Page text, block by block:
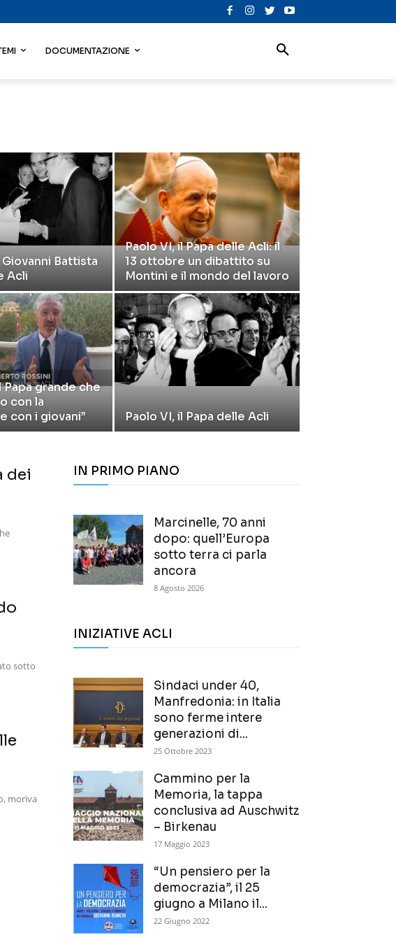
DOCUMENTAZIONE
Battista
Acli
Paolo VI, il Papa delle Acli: il
13 ottobre un dibattito su
Montini e il mondo del lavoro
Papa grande che
con la
con i giovani”
Paolo VI, il Papa delle Acli
dei
sotto
moriva
IN PRIMO PIANO
Marcinelle, 70 anni
dopo: quell’Europa
sotto terra ci parla
ancora
8 Agosto 2026
INIZIATIVE ACLI
Sindaci under 40,
Manfredonia: in Italia
sono ferme intere
generazioni di...
25 Ottobre 2023
Cammino per la
Memoria, la tappa
conclusiva ad Auschwitz
– Birkenau
17 Maggio 2023
“Un pensiero per la
democrazia”, il 25
giugno a Milano il...
22 Giugno 2022